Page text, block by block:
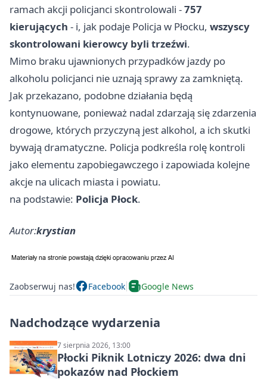
ramach akcji policjanci skontrolowali -757
kierujących - i, jak podaje Policja w Płocku, wszyscy
skontrolowani kierowcy byli trzeźwi.
Mimo braku ujawnionych przypadków jazdy po
alkoholu policjanci nie uznają sprawy za zamkniętą.
Jak przekazano, podobne działania będą
kontynuowane, ponieważ nadal zdarzają się zdarzenia
drogowe, których przyczyną jest alkohol, a ich skutki
bywają dramatyczne. Policja podkreśla rolę kontroli
jako elementu zapobiegawczego i zapowiada kolejne
akcje na ulicach miasta i powiatu.
na podstawie: Policja Płock.
Autor:krystian
Zaobserwuj nas! Facebook Google News
Nadchodzące wydarzenia
7 sierpnia 2026, 13:00
Płocki Piknik Lotniczy 2026: dwa dni
pokazów nad Płockiem